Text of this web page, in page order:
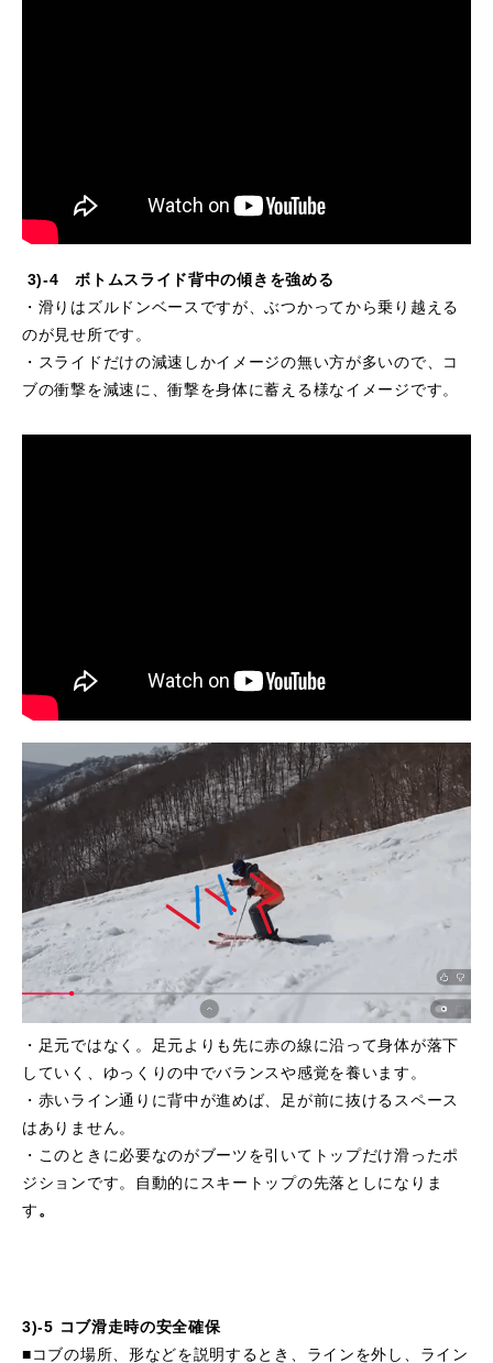
3)-4 ボトムスライド背中の傾きを強める
・滑りはズルドンベースですが、ぶつかってから乗り越える
のが見せ所です。
・スライドだけの減速しかイメージの無い方が多いので、コ
ブの衝撃を減速に、衝撃を身体に蓄える様なイメージです。
・足元ではなく。足元よりも先に赤の線に沿って身体が落下
していく、ゆっくりの中でバランスや感覚を養います。
・赤いライン通りに背中が進めば、足が前に抜けるスペース
はありません。
・このときに必要なのがブーツを引いてトップだけ滑ったポ
ジションです。自動的にスキートップの先落としになりま
す。
3)-5 コブ滑走時の安全確保
■コブの場所、形などを説明するとき、ラインを外し、ライン